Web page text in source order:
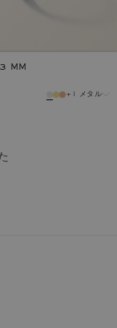
MM
+1 メタル